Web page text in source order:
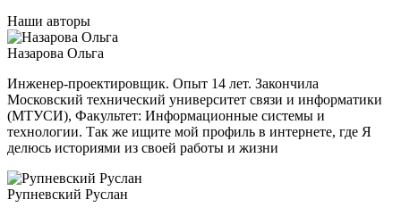
Наши авторы
Назарова Ольга
Инженер-проектировщик. Опыт 14 лет. Закончила
Московский технический университет связи и информатики
(МТУСИ), Факультет: Информационные системы и
технологии. Так же ищите мой профиль в интернете, где Я
делюсь историями из своей работы и жизни
Рупневский Руслан